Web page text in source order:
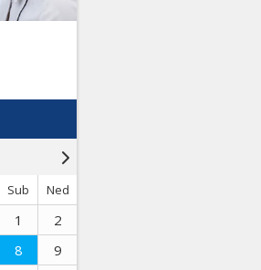
Sub Ned
1
2
8
9